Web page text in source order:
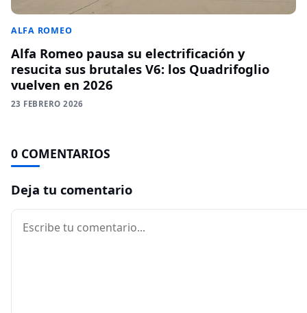
ALFA ROMEO
Alfa Romeo pausa su electrificación y
resucita sus brutales V6: los Quadrifoglio
vuelven en 2026
23 FEBRERO 2026
0 COMENTARIOS
Deja tu comentario
Comentario